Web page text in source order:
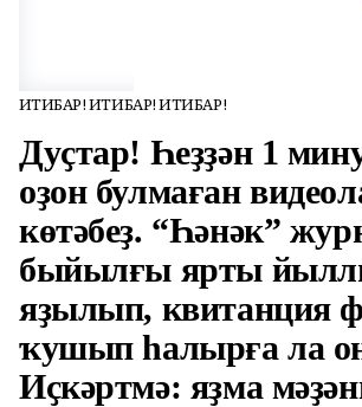
ИҒТИБАР! ИҒТИБАР! ИҒТИБАР!
Дуҫтар! Һеҙҙән 1
оҙон булмаған
көтәбеҙ. “Һәнәк”
быйылғы ярты
яҙылып, квитанция
ҡушып һалырға ла
Иҫкәртмә: яҙма